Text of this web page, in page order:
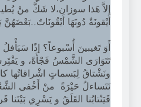
إلاَّ هَذا سوزان،لا شَكَّ منْ
أَيْقونَةٌ دُونَهَا
أَوَ تَغيبينَ أُسْبوعاً؟ إذًا
تَتَوَارَى الشَّمْسُ فَجْأَةً، و
ونَشْتاقُ لِبَسماتٍ اشْراقاتُها
نَتَساءلُ حَيْرَةً منْ أَخْفى
فَيَنْتابُنا القَلَقُ و يَسْرِي